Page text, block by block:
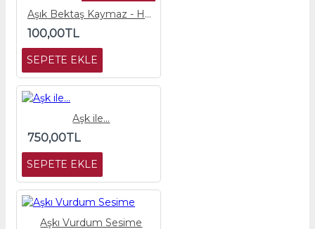
Aşık Bektaş Kaymaz - Hayatı ve Eserleri
100,00TL
SEPETE EKLE
Aşk ile...
750,00TL
SEPETE EKLE
Aşkı Vurdum Sesime